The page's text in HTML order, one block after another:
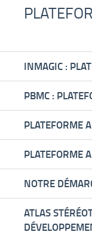
INMAGIC :
PBMC :
PLATEFORME
PLATEFORME
NOTRE
ATLAS